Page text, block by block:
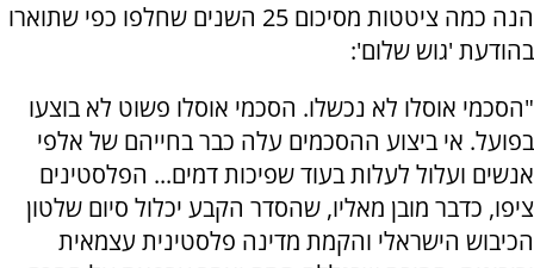
הנה כמה ציטטות מסיכום 25 השנים שחלפו כפי שתוארו
בהודעת 'גוש שלום':
"הסכמי אוסלו לא נכשלו. הסכמי אוסלו פשוט לא בוצעו
בפועל. אי ביצוע ההסכמים עלה כבר בחייהם של אלפי
אנשים ועלול לעלות בעוד שפיכות דמים... הפלסטינים
ציפו, כדבר מובן מאליו, שהסדר הקבע יכלול סיום שלטון
הכיבוש הישראלי והקמת מדינה פלסטינית עצמאית